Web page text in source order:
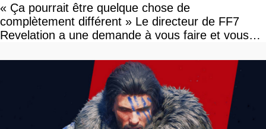
« Ça pourrait être quelque chose de
complètement différent » Le directeur de FF7
Revelation a une demande à vous faire et vous